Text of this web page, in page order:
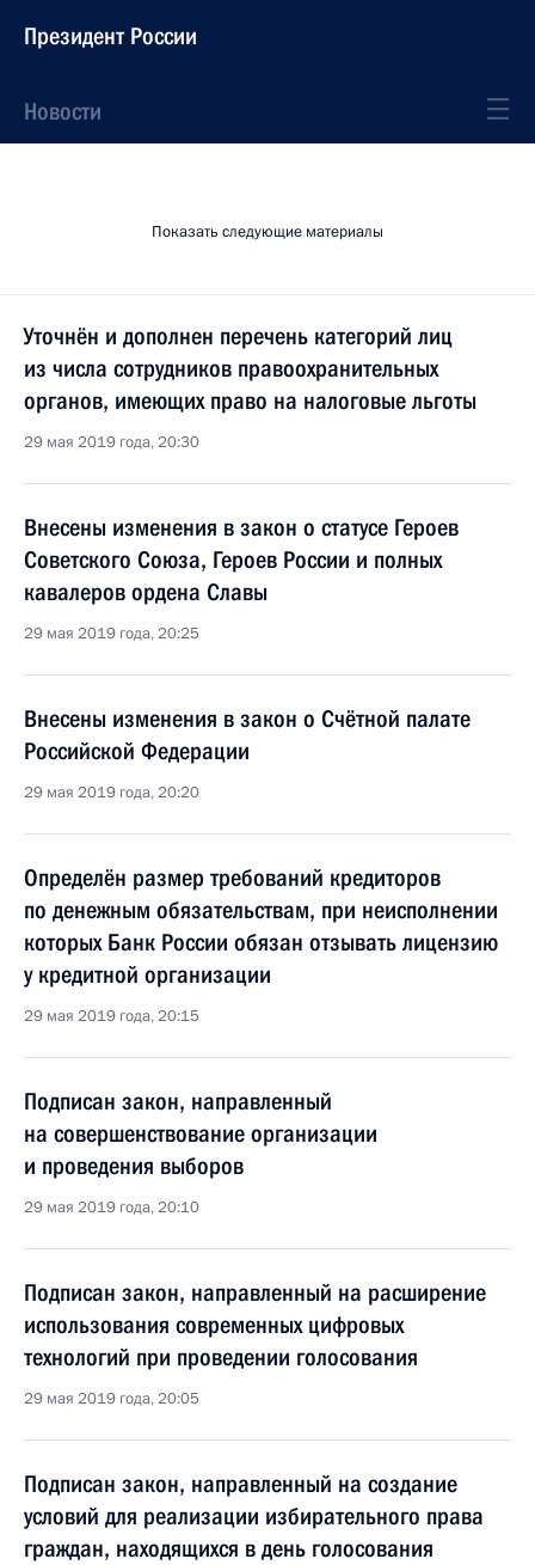
Президент России
Новости
Показать следующие материалы
Уточнён и дополнен перечень категорий лиц
из числа сотрудников правоохранительных
органов, имеющих право на налоговые льготы
29 мая 2019 года, 20:30
Внесены изменения в закон о статусе Героев
Советского Союза, Героев России и полных
кавалеров ордена Славы
29 мая 2019 года, 20:25
Внесены изменения в закон о Счётной палате
Российской Федерации
29 мая 2019 года, 20:20
Определён размер требований кредиторов
по денежным обязательствам, при неисполнении
которых Банк России обязан отзывать лицензию
у кредитной организации
29 мая 2019 года, 20:15
Подписан закон, направленный
на совершенствование организации
и проведения выборов
29 мая 2019 года, 20:10
Подписан закон, направленный на расширение
использования современных цифровых
технологий при проведении голосования
29 мая 2019 года, 20:05
Подписан закон, направленный на создание
условий для реализации избирательного права
граждан, находящихся в день голосования